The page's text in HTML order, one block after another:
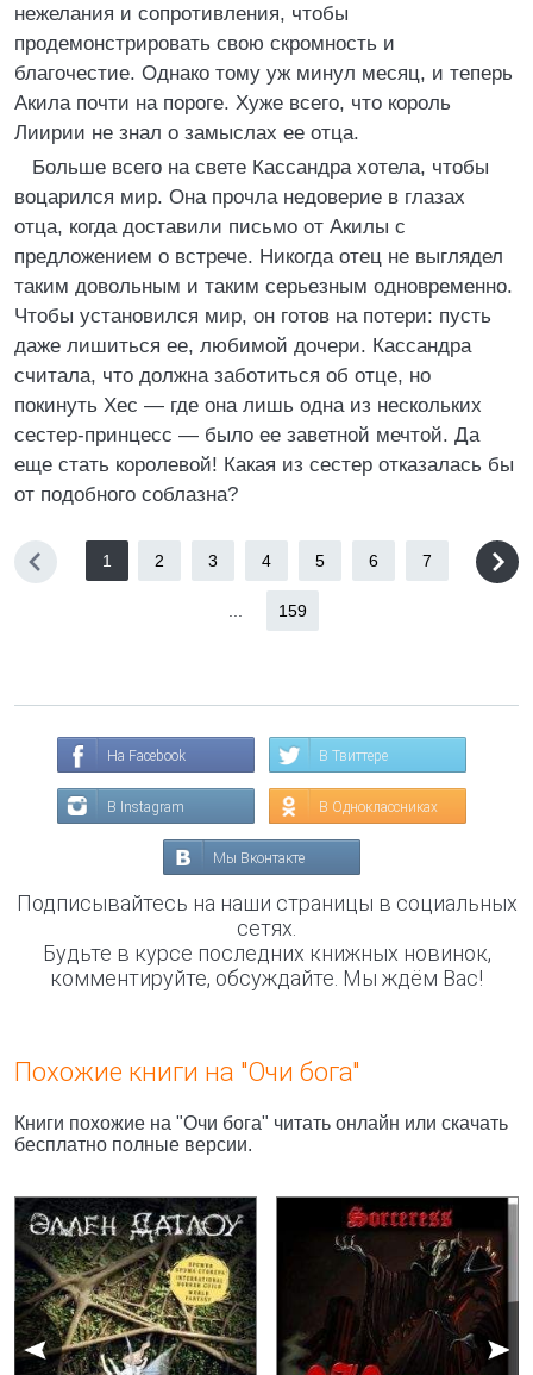
нежелания и сопротивления, чтобы
продемонстрировать свою скромность и
благочестие. Однако тому уж минул месяц, и теперь
Акила почти на пороге. Хуже всего, что король
Лиирии не знал о замыслах ее отца.
Больше всего на свете Кассандра хотела, чтобы
воцарился мир. Она прочла недоверие в глазах
отца, когда доставили письмо от Акилы с
предложением о встрече. Никогда отец не выглядел
таким довольным и таким серьезным одновременно.
Чтобы установился мир, он готов на потери: пусть
даже лишиться ее, любимой дочери. Кассандра
считала, что должна заботиться об отце, но
покинуть Хес — где она лишь одна из нескольких
сестер-принцесс — было ее заветной мечтой. Да
еще стать королевой! Какая из сестер отказалась бы
от подобного соблазна?
1 2 3 4 5 6 7
159
На Facebook В Твиттере
В Instagram В Одноклассниках
Мы Вконтакте
Подписывайтесь на наши страницы в социальных
сетях.
Будьте в курсе последних книжных новинок,
комментируйте, обсуждайте. Мы ждём Вас!
Похожие книги на "Очи бога"
Книги похожие на "Очи бога" читать онлайн или скачать
бесплатно полные версии.